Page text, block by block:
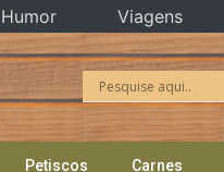
Petiscos Carnes
Humor Viagens